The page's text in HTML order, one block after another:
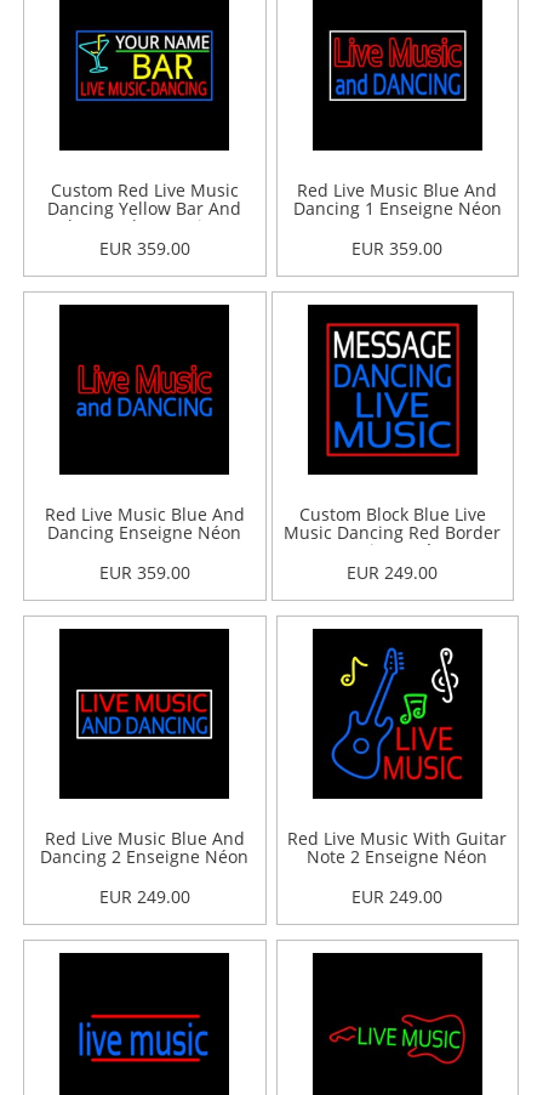
Custom Red Live Music
Dancing Yellow Bar And
Blue Border Enseigne
Néon
EUR 359.00
Red Live Music Blue And
Dancing 1 Enseigne Néon
EUR 359.00
Red Live Music Blue And
Dancing Enseigne Néon
EUR 359.00
Custom Block Blue Live
Music Dancing Red Border
Enseigne Néon
EUR 249.00
Red Live Music Blue And
Dancing 2 Enseigne Néon
EUR 249.00
Red Live Music With Guitar
Note 2 Enseigne Néon
EUR 249.00